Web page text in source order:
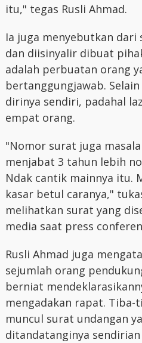
itu," tegas Rusli Ahmad.
Ia juga menyebutkan
dan diisinyalir dibuat
adalah perbuatan orang
bertanggungjawab.
dirinya sendiri, padahal
empat orang.
"Nomor surat juga
menjabat 3 tahun lebih
Ndak cantik mainnya itu.
kasar betul caranya,"
melihatkan surat yang
media saat press
Rusli Ahmad juga
sejumlah orang
berniat
mengadakan rapat. Tiba-
muncul surat undangan
ditandatanginya